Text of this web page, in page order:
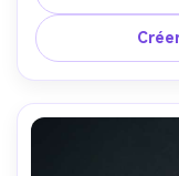
flou, prise sur
ombres propres,
sensation de